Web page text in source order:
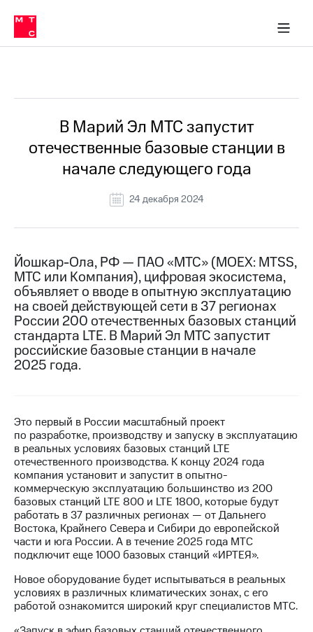
Медиа-центр
и акционерам
Устойчивое развитие
Комплаенс и деловая этика
компании
Карьера
История
компании
Руководство
информация
Контакты
Медиа-центр
Пресс-
релизы
МТС
о технологиях
Достижения
Финансовая
отчетность
Контакты
Новости
в
регионе
и акционерам
Корпоративное
управление
Корпоративный
в МТС
Пресс-
релизы
МТС
о технологиях
В Марий Эл МТС запустит
отечественные базовые станции в
начале следующего года
24 декабря 2024
Йошкар-Ола, РФ — ПАО «МТС» (MOEX: MTSS,
МТС или Компания), цифровая экосистема,
объявляет о вводе в опытную эксплуатацию
на своей действующей сети в 37 регионах
России 200 отечественных базовых станций
стандарта LTE. В Марий Эл МТС запустит
российские базовые станции в начале
2025 года.
Это первый в России масштабный проект
по разработке, производству и запуску в эксплуатацию
в реальных условиях базовых станций LTE
отечественного производства. К концу 2024 года
компания установит и запустит в опытно-
коммерческую эксплуатацию большинство из 200
базовых станций LTE 800 и LTE 1800, которые будут
работать в 37 различных регионах — от Дальнего
Востока, Крайнего Севера и Сибири до европейской
части и юга России. А в течение 2025 года МТС
подключит еще 1000 базовых станций «ИРТЕЯ».
Новое оборудование будет испытываться в реальных
условиях в различных климатических зонах, с его
работой ознакомится широкий круг специалистов МТС.